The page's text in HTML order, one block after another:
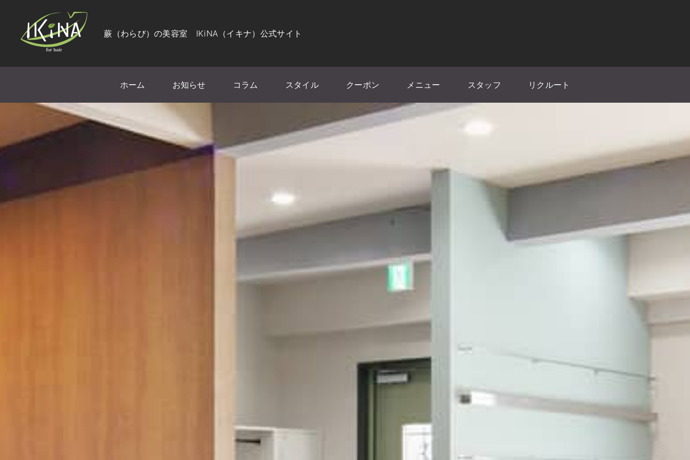
蕨（わらび）の美容室 IKiNA（イキナ）公式サイト
ホーム お知らせ コラム スタイル クーポン メニュー スタッフ リクルート